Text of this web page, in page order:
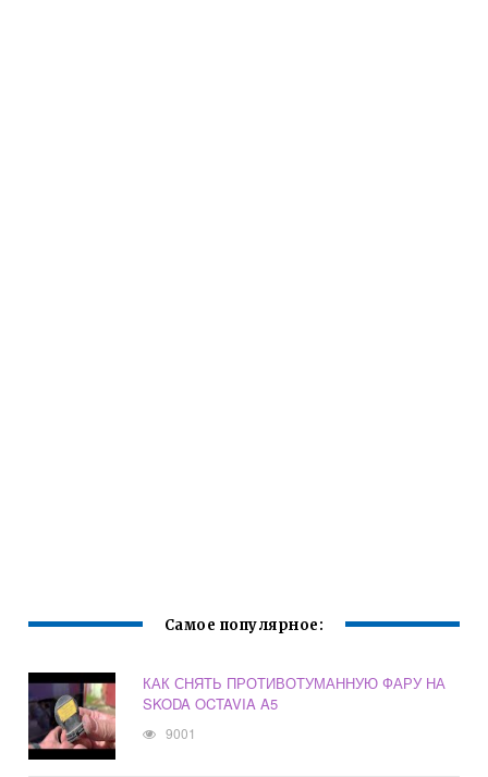
Самое популярное:
КАК СНЯТЬ ПРОТИВОТУМАННУЮ ФАРУ НА
SKODA OCTAVIA A5
9001